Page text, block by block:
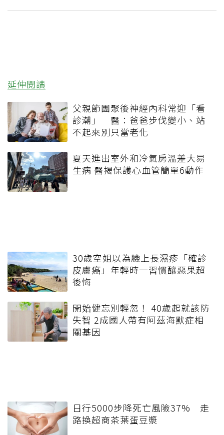
延伸閱讀
父親節團聚後神經內科常迎「看
診潮」 醫：爸爸步伐變小、站
不起來別只當老化
夏天進出室外和冷氣房溫差大易
生病 醫揭保護心血管簡單6動作
30歲空姐以為臉上長濕疹「確診
皮膚癌」年輕時一習慣釀惡果超
後悔
開始健忘別輕忽！ 40歲起就該防
失智 2成國人帶有阿茲海默症相
關基因
日行5000步降死亡風險37% 走
路換超商茶葉蛋豆漿